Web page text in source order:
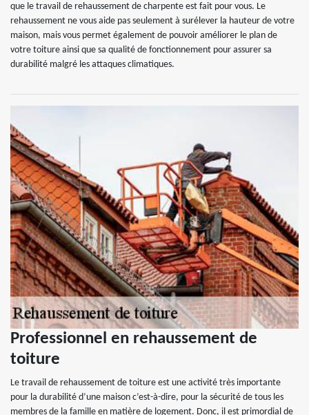
que le travail de rehaussement de charpente est fait pour vous. Le
rehaussement ne vous aide pas seulement à surélever la hauteur de votre
maison, mais vous permet également de pouvoir améliorer le plan de
votre toiture ainsi que sa qualité de fonctionnement pour assurer sa
durabilité malgré les attaques climatiques.
Professionnel en rehaussement de
toiture
Le travail de rehaussement de toiture est une activité très importante
pour la durabilité d’une maison c’est-à-dire, pour la sécurité de tous les
membres de la famille en matière de logement. Donc, il est primordial de